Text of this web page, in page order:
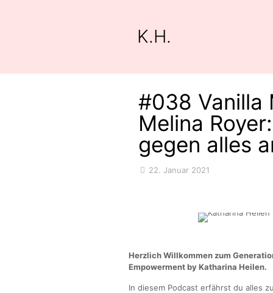
K.H.
#038 Vanilla
Melina
gegen alles
22. Januar 2021
Herzlich Willkommen zum
Empowerment by Katharina Heilen.
In diesem Podcast erfährst du alles